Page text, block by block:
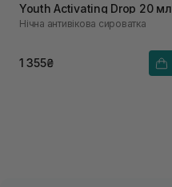
Youth Activating Drop 20 мл
Нічна антивікова сироватка
1 355₴